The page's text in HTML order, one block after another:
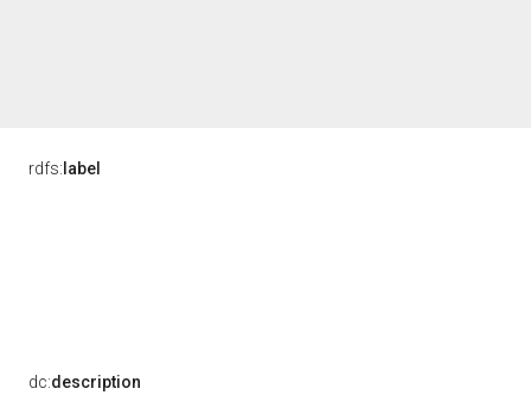
rdfs: label
dc:description